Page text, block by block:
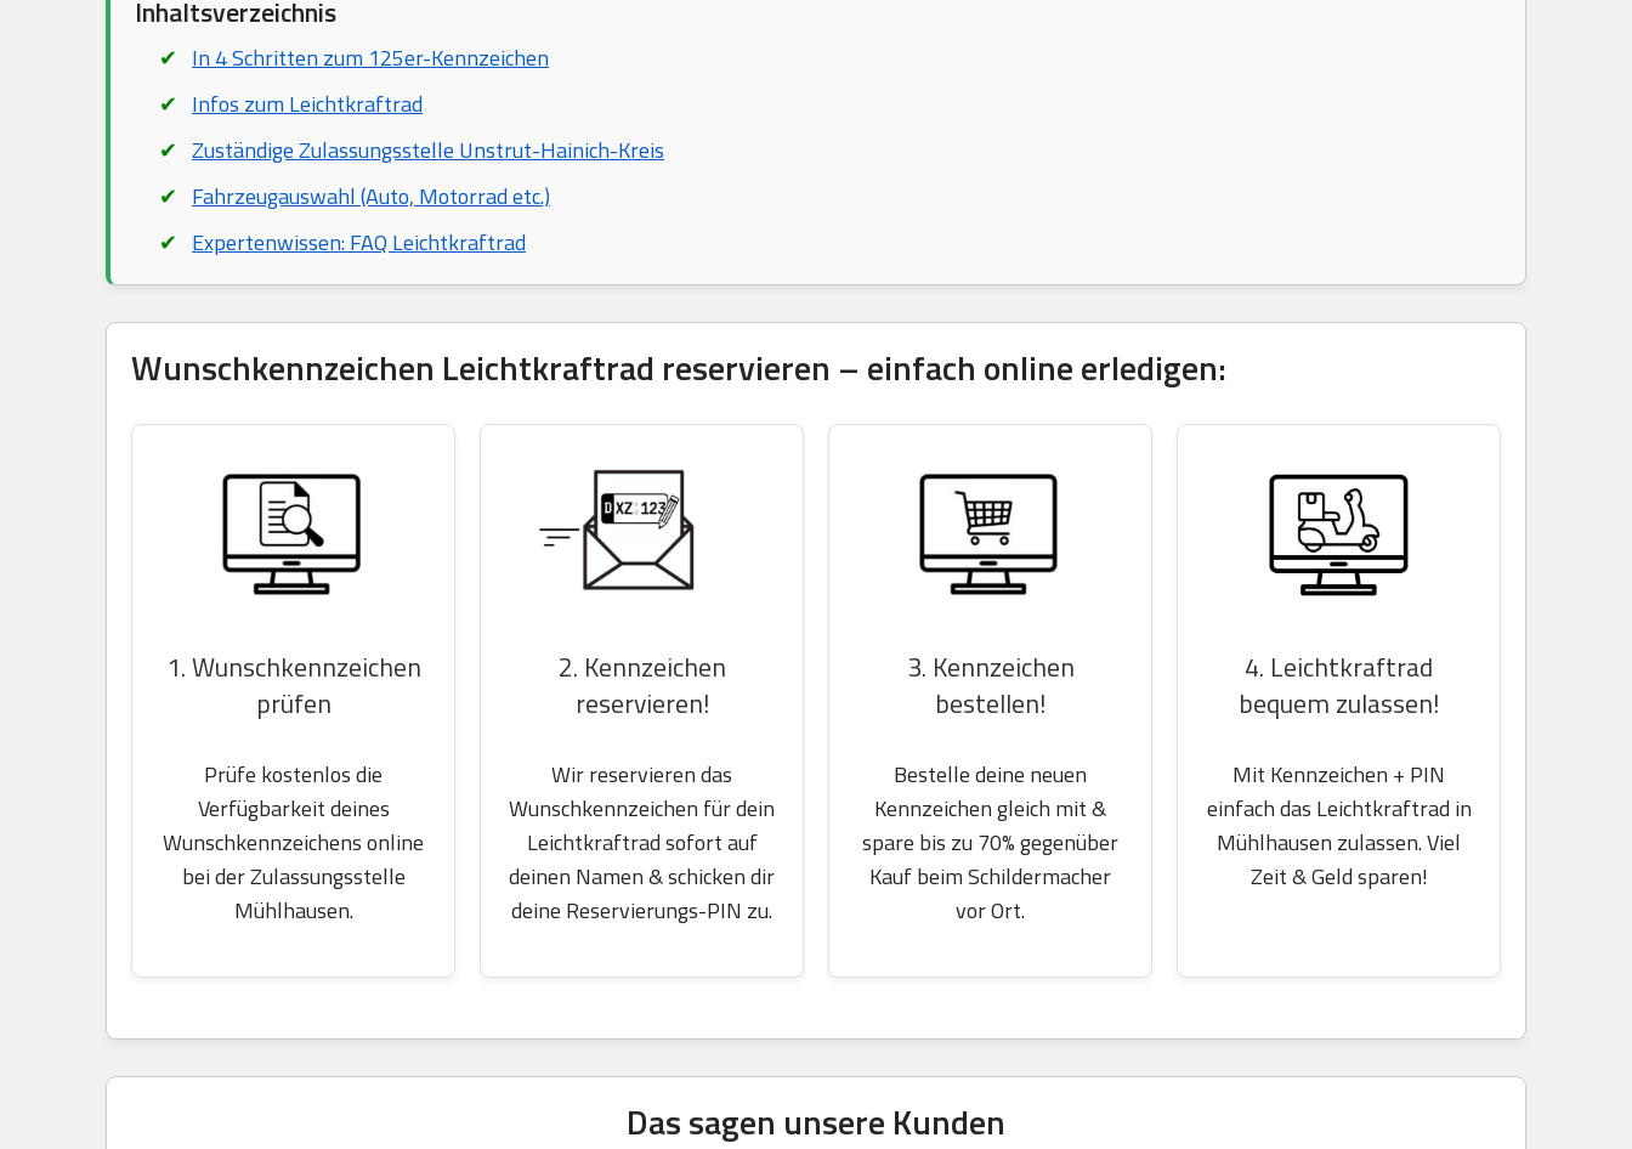
Inhaltsverzeichnis
In 4 Schritten zum 125er-Kennzeichen
Infos zum Leichtkraftrad
Zuständige Zulassungsstelle Unstrut-Hainich-Kreis
Fahrzeugauswahl (Auto, Motorrad etc.)
Expertenwissen: FAQ Leichtkraftrad
Wunschkennzeichen Leichtkraftrad reservieren – einfach online erledigen:
1. Wunschkennzeichen
prüfen
Prüfe kostenlos die
Verfügbarkeit deines
Wunschkennzeichens online
bei der Zulassungsstelle
Mühlhausen.
2. Kennzeichen
reservieren!
Wir reservieren das
Wunschkennzeichen für dein
Leichtkraftrad sofort auf
deinen Namen & schicken dir
deine Reservierungs-PIN zu.
3. Kennzeichen
bestellen!
Bestelle deine neuen
Kennzeichen gleich mit &
spare bis zu 70% gegenüber
Kauf beim Schildermacher
vor Ort.
4. Leichtkraftrad
bequem zulassen!
Mit Kennzeichen + PIN
einfach das Leichtkraftrad in
Mühlhausen zulassen. Viel
Zeit & Geld sparen!
Das sagen unsere Kunden